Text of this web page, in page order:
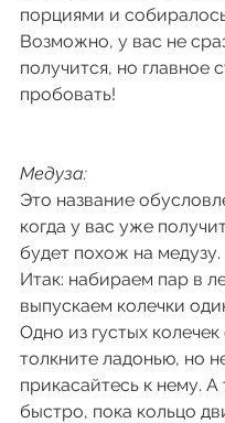
порциями и
Возможно, у вас не
получится, но главное
пробовать!
Медуза:
Это название
когда у вас уже
будет похож на медузу.
Итак: набираем пар в
выпускаем колечки
Одно из густых колечек
толкните ладонью, но
прикасайтесь к нему. А
быстро, пока кольцо